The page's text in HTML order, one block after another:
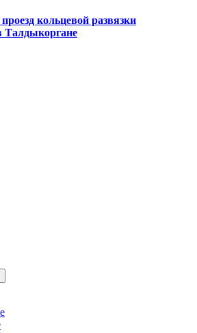
кольцевой развязки
Талдыкоргане